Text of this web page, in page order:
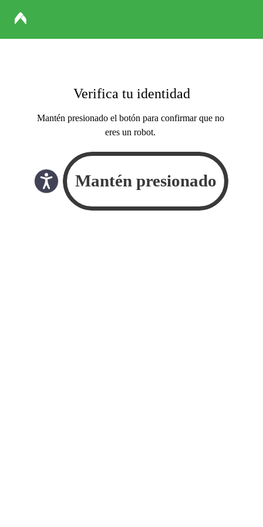
Verifica tu identidad
Mantén presionado el botón para confirmar que no
eres un robot.